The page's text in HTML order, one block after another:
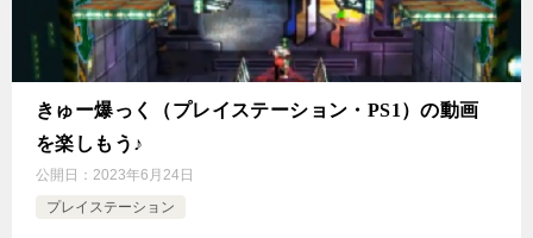
きゅー爆っく（プレイステーション・PS1）の動画
を楽しもう♪
公開日： 2023年6月24日
プレイステーション